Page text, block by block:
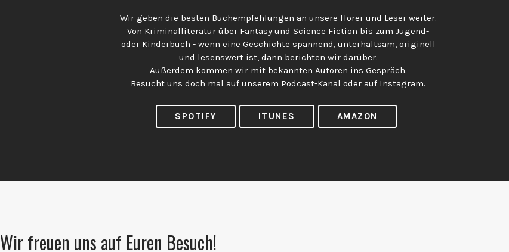
Wir geben die besten Buchempfehlungen an unsere Hörer und Leser weiter.
Von Kriminalliteratur über Fantasy und Science Fiction bis zum Jugend-
oder Kinderbuch - wenn eine Geschichte spannend, unterhaltsam, originell
und lesenswert ist, dann berichten wir darüber.
Außerdem kommen wir mit bekannten Autoren ins Gespräch.
Besucht uns doch mal auf unserem Podcast-Kanal oder auf Instagram.
SPOTIFY ITUNES AMAZON
Wir freuen uns auf Euren Besuch!